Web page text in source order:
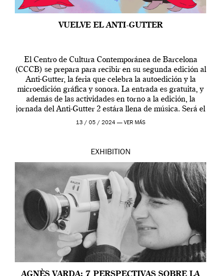
VUELVE EL ANTI-GUTTER
El Centro de Cultura Contemporánea de Barcelona
(CCCB) se prepara para recibir en su segunda edición al
Anti-Gutter, la feria que celebra la autoedición y la
microedición gráfica y sonora. La entrada es gratuita, y
además de las actividades en torno a la edición, la
jornada del Anti-Gutter 2 estára llena de música. Será el
[…]
13 / 05 / 2024 — VER MÁS
EXHIBITION
AGNÈS VARDA: 7 PERSPECTIVAS SOBRE LA